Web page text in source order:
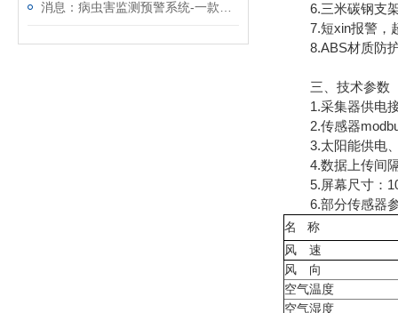
6.三米碳钢支架
7.短xin报警，超
8.ABS材质防护
三、技术参数
1.采集器供电接
2.传感器modbus
3.太阳能供电、
4.数据上传间隔
5.屏幕尺寸：
6.部分传感器
名
称
风 速
风 向
空气温度
空气湿度